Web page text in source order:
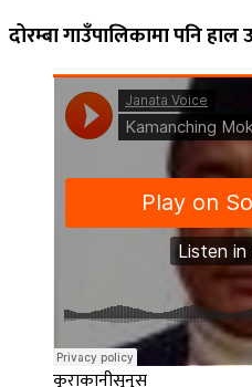
दोरम्बा गाउँपालिकामा पनि हाल
कुराकानीसुनुस्